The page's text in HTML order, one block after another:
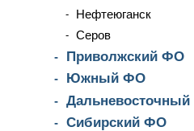
Нефтеюганск
Серов
Приволжский ФО
Южный ФО
Сибирский ФО